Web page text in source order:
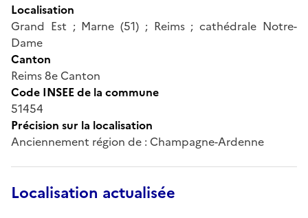
Localisation
Grand Est ; Marne (51) ; Reims ; cathédrale Notre-
Dame
Canton
Reims 8e Canton
Code INSEE de la commune
51454
Précision sur la localisation
Anciennement région de : Champagne-Ardenne
Localisation actualisée